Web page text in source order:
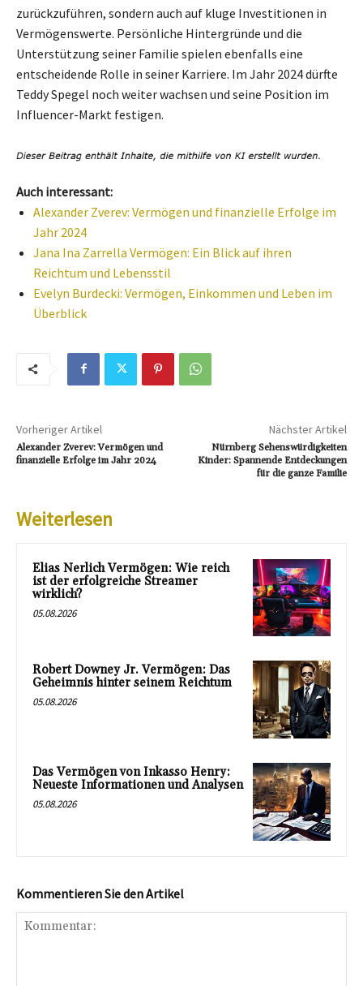
zurückzuführen, sondern auch auf kluge Investitionen in
Vermögenswerte. Persönliche Hintergründe und die
Unterstützung seiner Familie spielen ebenfalls eine
entscheidende Rolle in seiner Karriere. Im Jahr 2024 dürfte
Teddy Spegel noch weiter wachsen und seine Position im
Influencer-Markt festigen.
Auch interessant:
Alexander Zverev: Vermögen und finanzielle Erfolge im
Jahr 2024
Jana Ina Zarrella Vermögen: Ein Blick auf ihren
Reichtum und Lebensstil
Evelyn Burdecki: Vermögen, Einkommen und Leben im
Überblick
Vorheriger Artikel
Alexander Zverev: Vermögen und
finanzielle Erfolge im Jahr 2024
Nächster Artikel
Nürnberg Sehenswürdigkeiten
Kinder: Spannende Entdeckungen
für die ganze Familie
Weiterlesen
Elias Nerlich Vermögen: Wie reich
ist der erfolgreiche Streamer
wirklich?
05.08.2026
Robert Downey Jr. Vermögen: Das
Geheimnis hinter seinem Reichtum
05.08.2026
Das Vermögen von Inkasso Henry:
Neueste Informationen und Analysen
05.08.2026
Kommentieren Sie den Artikel